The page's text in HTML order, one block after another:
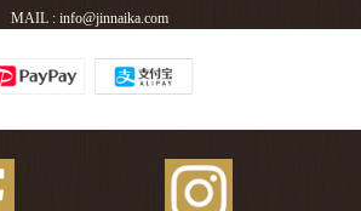
MAIL : info@jinnaika.com